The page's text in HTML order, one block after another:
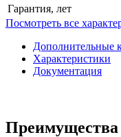
Гарантия, лет
Посмотреть все
Дополнительные
Характеристики
Документация
Преимущества